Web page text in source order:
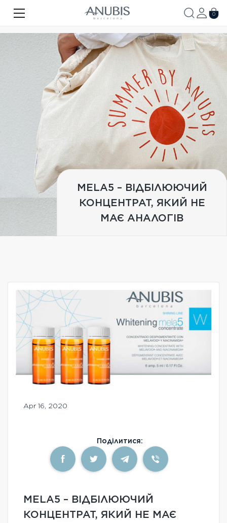
ОБЛИЧЧЯ
ТІЛО
ANUBIS MED
Про бренд
Контакти
0
MELA5 – ВІДБІЛЮЮЧИЙ
КОНЦЕНТРАТ, ЯКИЙ НЕ
МАЄ АНАЛОГІВ
Apr 16, 2020
Поділитися:
MELA5 – ВІДБІЛЮЮЧИЙ
КОНЦЕНТРАТ, ЯКИЙ НЕ МАЄ